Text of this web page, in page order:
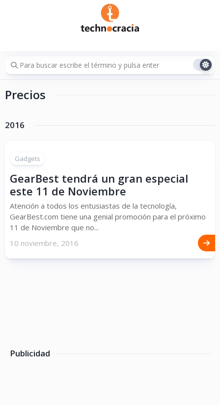
Precios
2016
Gadgets
GearBest tendrá un gran especial
este 11 de Noviembre
Atención a todos los entusiastas de la tecnología,
GearBest.com tiene una genial promoción para el próximo
11 de Noviembre que no...
10 noviembre, 2016
Publicidad